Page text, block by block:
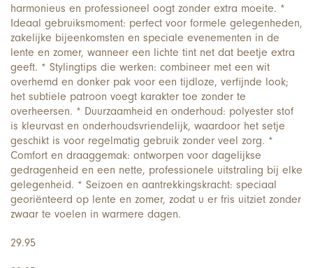
harmonieus en professioneel oogt zonder extra moeite. *
Ideaal gebruiksmoment: perfect voor formele gelegenheden,
zakelijke bijeenkomsten en speciale evenementen in de
lente en zomer, wanneer een lichte tint net dat beetje extra
geeft. * Stylingtips die werken: combineer met een wit
overhemd en donker pak voor een tijdloze, verfijnde look;
het subtiele patroon voegt karakter toe zonder te
overheersen. * Duurzaamheid en onderhoud: polyester stof
is kleurvast en onderhoudsvriendelijk, waardoor het setje
geschikt is voor regelmatig gebruik zonder veel zorg. *
Comfort en draaggemak: ontworpen voor dagelijkse
gedragenheid en een nette, professionele uitstraling bij elke
gelegenheid. * Seizoen en aantrekkingskracht: speciaal
georiënteerd op lente en zomer, zodat u er fris uitziet zonder
zwaar te voelen in warmere dagen.
29.95